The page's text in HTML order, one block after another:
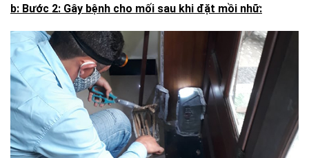
b: Bước 2: Gây bệnh cho mối sau khi đặt mồi nhữ: